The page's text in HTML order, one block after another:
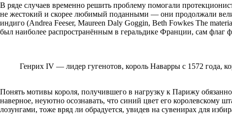
В ряде случаев временно решить проблему помогали
не жестокий и скорее любимый поданными — они продолжали
индиго (Andrea Feeser, Maureen Daly Goggin, Beth Fowkes The
был наиболее распространённым в геральдике Франции, сам флаг
Генрих IV — лидер гугенотов, король Наварры с 1572 года,
Понять мотивы короля, получившего в нагрузку к Парижу
наверное, неуютно осознавать, что синий цвет его королевскому
лозунгами, тоже вряд ли обрадуется, увидев на сувенирах для